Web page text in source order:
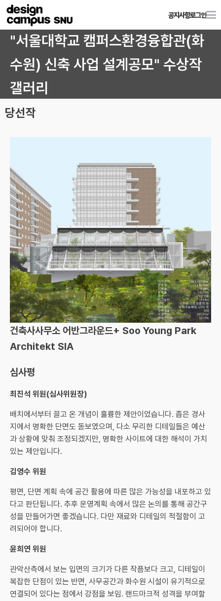
공지사항로그인
"서울대학교 캠퍼스환경융합관(화
수원) 신축 사업 설계공모" 수상작
갤러리
당선작
건축사사무소 어반그라운드+ Soo Young Park
Architekt SIA
심사평
최진석 위원(심사위원장)
배치에서부터 끌고 온 개념이 훌륭한 제안이었습니다. 좁은 경사
지에서 명확한 단면도 돋보였으며, 다소 무리한 디테일들은 예산
과 상황에 맞춰 조정되겠지만, 명확한 사이트에 대한 해석이 가치
있는 제안입니다.
김영수 위원
평면, 단면 계획 속에 공간 활용에 따른 많은 가능성을 내포하고 있
다고 판단됩니다. 추후 운영계획 속에서 많은 논의를 통해 공간구
성을 만들어가면 좋겠습니다. 다만 재료와 디테일의 적절함이 고
려되어야 합니다.
윤희연 위원
관악산측에서 보는 입면의 크기가 다른 작픔보다 크고, 디테일이
복잡한 단점이 있는 반면, 사무공간과 화수원 시설이 유기적으로
연결되어 있다는 점에서 강점을 보임. 랜드마크적 성격을 부여할